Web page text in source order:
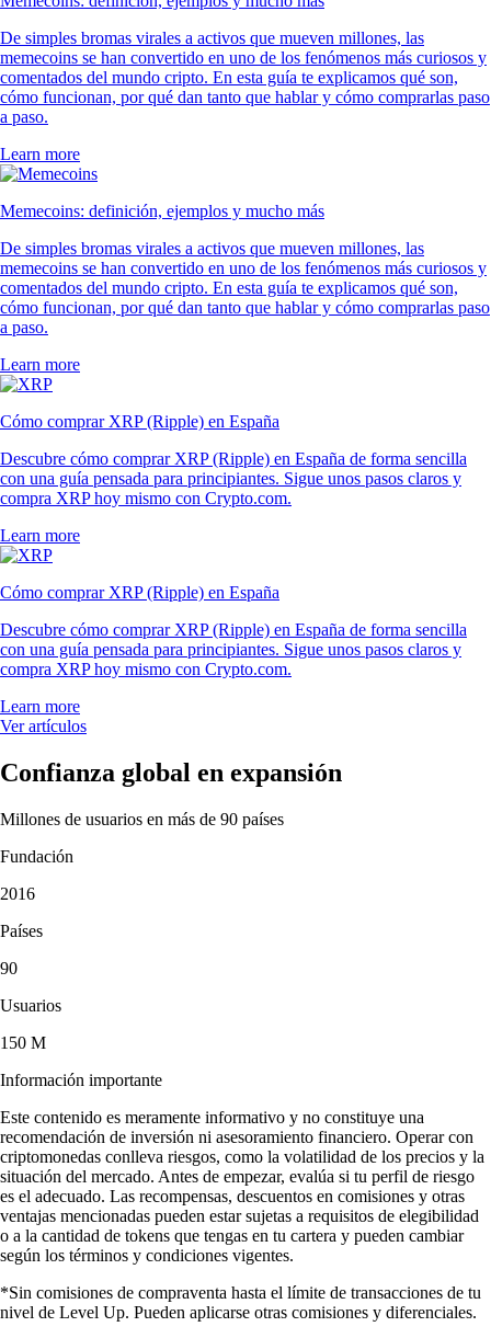
De simples bromas virales a activos que mueven millones, las
memecoins se han convertido en uno de los fenómenos más curiosos y
comentados del mundo cripto. En esta guía te explicamos qué son,
cómo funcionan, por qué dan tanto que hablar y cómo comprarlas paso
a paso.
Learn more
Memecoins: definición, ejemplos y mucho más
De simples bromas virales a activos que mueven millones, las
memecoins se han convertido en uno de los fenómenos más curiosos y
comentados del mundo cripto. En esta guía te explicamos qué son,
cómo funcionan, por qué dan tanto que hablar y cómo comprarlas paso
a paso.
Learn more
Cómo comprar XRP (Ripple) en España
Descubre cómo comprar XRP (Ripple) en España de forma sencilla
con una guía pensada para principiantes. Sigue unos pasos claros y
compra XRP hoy mismo con Crypto.com.
Learn more
Cómo comprar XRP (Ripple) en España
Descubre cómo comprar XRP (Ripple) en España de forma sencilla
con una guía pensada para principiantes. Sigue unos pasos claros y
compra XRP hoy mismo con Crypto.com.
Learn more
Ver artículos
Confianza global en expansión
Millones de usuarios en más de 90 países
Fundación
2016
Países
90
Usuarios
150 M
Información importante
Este contenido es meramente informativo y no constituye una
recomendación de inversión ni asesoramiento financiero. Operar con
criptomonedas conlleva riesgos, como la volatilidad de los precios y la
situación del mercado. Antes de empezar, evalúa si tu perfil de riesgo
es el adecuado. Las recompensas, descuentos en comisiones y otras
ventajas mencionadas pueden estar sujetas a requisitos de elegibilidad
o a la cantidad de tokens que tengas en tu cartera y pueden cambiar
según los términos y condiciones vigentes.
*Sin comisiones de compraventa hasta el límite de transacciones de tu
nivel de Level Up. Pueden aplicarse otras comisiones y diferenciales.